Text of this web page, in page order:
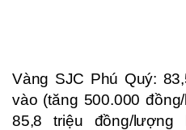
Vàng SJC Phú Quý:
vào (tăng 500.000
85,8 triệu đồng/